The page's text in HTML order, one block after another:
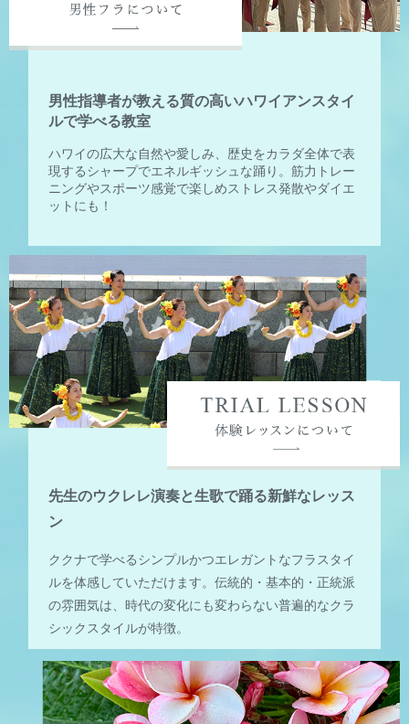
男性指導者が教える質の高いハワイアンスタイ
ルで学べる教室
ハワイの広大な自然や愛しみ、歴史をカラダ全体で表
現するシャープでエネルギッシュな踊り。筋力トレー
ニングやスポーツ感覚で楽しめストレス発散やダイエ
ットにも！
先生のウクレレ演奏と生歌で踊る新鮮なレッス
ン
ククナで学べるシンプルかつエレガントなフラスタイ
ルを体感していただけます。伝統的・基本的・正統派
の雰囲気は、時代の変化にも変わらない普遍的なクラ
シックスタイルが特徴。